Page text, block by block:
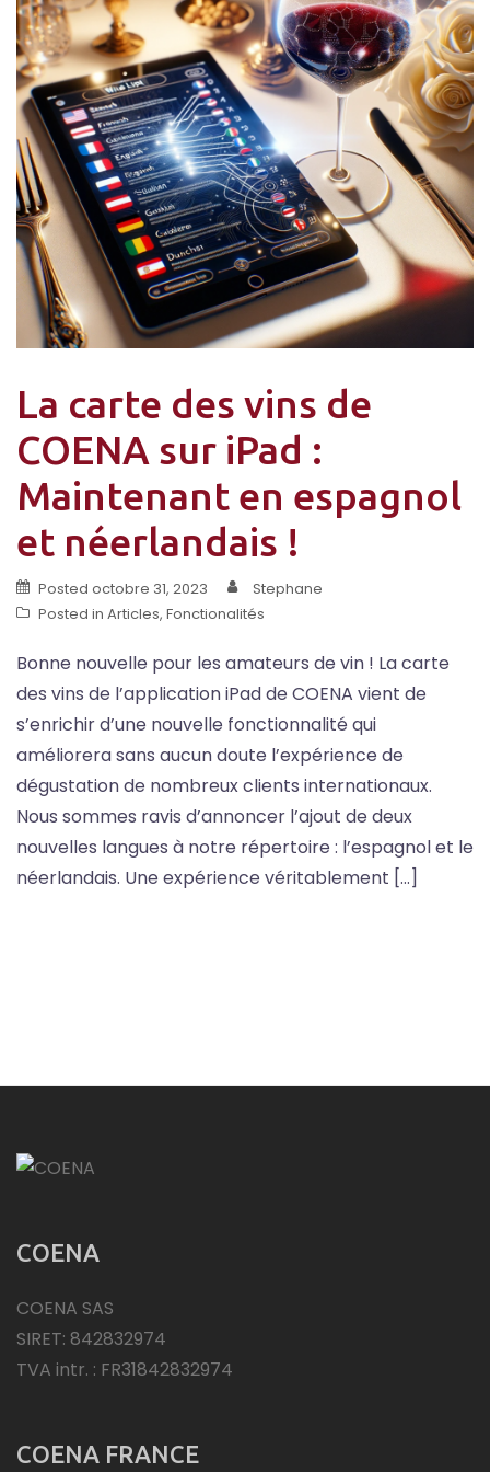
La carte des vins de
COENA sur iPad :
Maintenant en espagnol
et néerlandais !
Posted octobre 31, 2023
Stephane
Posted in Articles, Fonctionalités
Bonne nouvelle pour les amateurs de vin ! La carte
des vins de l’application iPad de COENA vient de
s’enrichir d’une nouvelle fonctionnalité qui
améliorera sans aucun doute l’expérience de
dégustation de nombreux clients internationaux.
Nous sommes ravis d’annoncer l’ajout de deux
nouvelles langues à notre répertoire : l’espagnol et le
néerlandais. Une expérience véritablement […]
COENA
COENA SAS
SIRET: 842832974
TVA intr. : FR31842832974
COENA FRANCE